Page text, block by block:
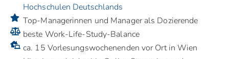
Hochschulen Deutschlands
Top-Managerinnen und Manager als Dozierende
beste Work-Life-Study-Balance
ca. 15 Vorlesungswochenenden vor Ort in Wien